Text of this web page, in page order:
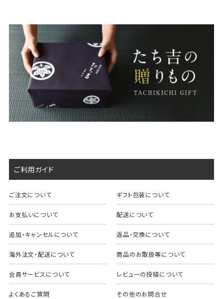
ご利用ガイド
ご注文について ギフト包装について
お支払いについて 配送について
追加・キャンセルについて 返品・交換について
海外注文・配送について 商品のお取扱等について
会員サービスについて レビューの投稿について
よくあるご質問 その他のお問合せ